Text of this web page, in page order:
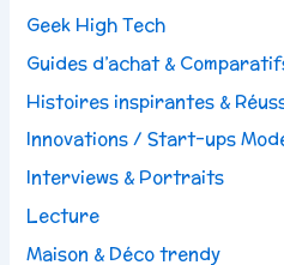
Geek High Tech
Guides d’achat &
Histoires inspirantes &
Innovations / Start-ups
Interviews & Portraits
Lecture
Maison & Déco trendy